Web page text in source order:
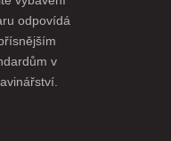
odpovídá
v